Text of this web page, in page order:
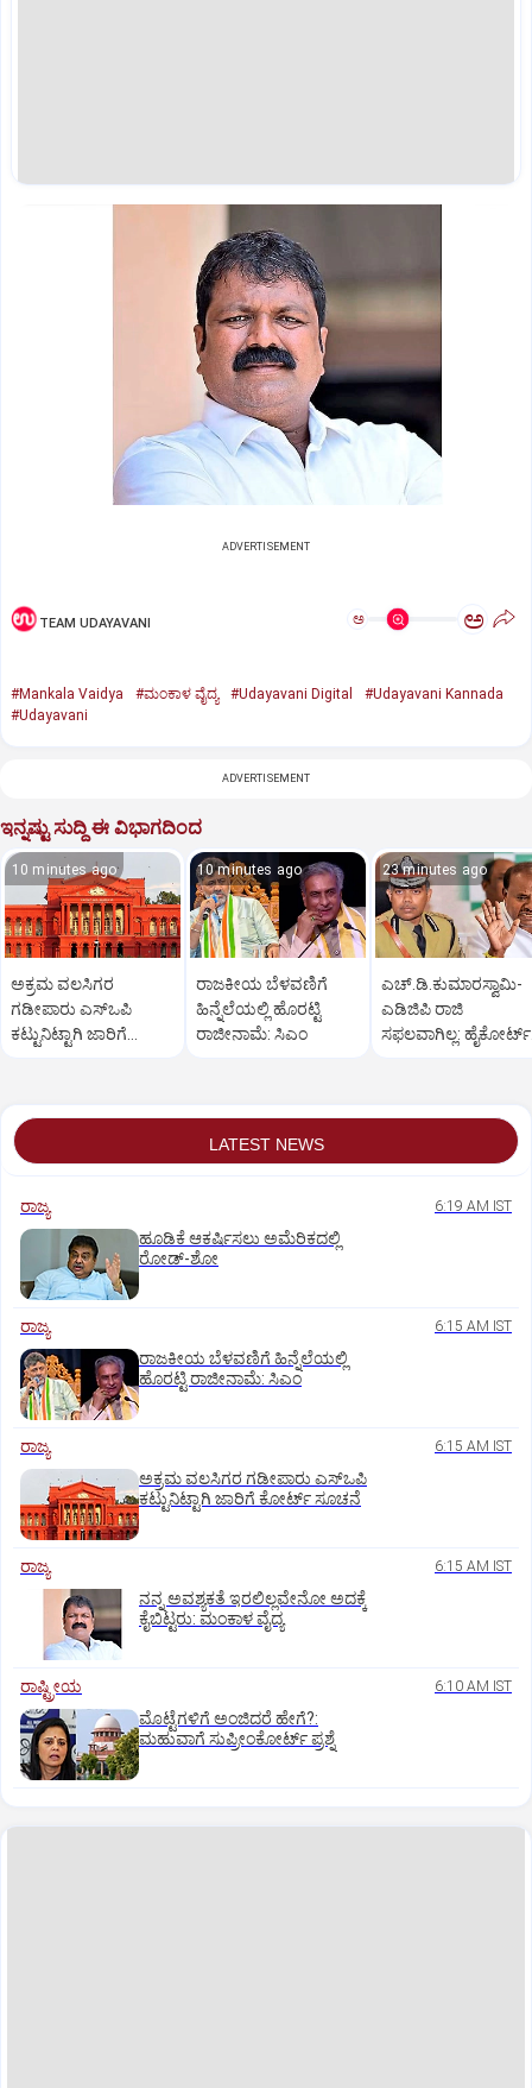
ADVERTISEMENT
TEAM UDAYAVANI ಅ ಅ
#Mankala Vaidya #ಮಂಕಾಳ ವೈದ್ಯ #Udayavani Digital
#Udayavani Kannada
#Udayavani
ADVERTISEMENT
ಇನ್ನಷ್ಟು ಸುದ್ದಿ ಈ ವಿಭಾಗದಿಂದ
10 minutes ago
ಅಕ್ರಮ ವಲಸಿಗರ
ಗಡೀಪಾರು ಎಸ್ಒಪಿ
ಕಟ್ಟುನಿಟ್ಟಾಗಿ ಜಾರಿಗೆ
10 minutes ago
ರಾಜಕೀಯ ಬೆಳವಣಿಗೆ
ಹಿನ್ನೆಲೆಯಲ್ಲಿ ಹೊರಟ್ಟಿ
ರಾಜೀನಾಮೆ: ಸಿಎಂ
23 minutes ago
ಎಚ್‌.ಡಿ.ಕುಮಾರಸ್ವಾಮಿ-
ಎಡಿಜಿಪಿ ರಾಜಿ
ಸಫಲವಾಗಿಲ್ಲ:
LATEST NEWS
ರಾಜ್ಯ 6:19 AM IST
ಹೂಡಿಕೆ ಆಕರ್ಷಿಸಲು ಅಮೆರಿಕದಲ್ಲಿ
ರೋಡ್‌-ಶೋ
ರಾಜ್ಯ 6:15 AM IST
ರಾಜಕೀಯ ಬೆಳವಣಿಗೆ ಹಿನ್ನೆಲೆಯಲ್ಲಿ
ಹೊರಟ್ಟಿ ರಾಜೀನಾಮೆ: ಸಿಎಂ
ರಾಜ್ಯ 6:15 AM IST
ಅಕ್ರಮ ವಲಸಿಗರ ಗಡೀಪಾರು ಎಸ್ಒಪಿ
ಕಟ್ಟುನಿಟ್ಟಾಗಿ ಜಾರಿಗೆ ಕೋರ್ಟ್‌ ಸೂಚನೆ
ರಾಜ್ಯ 6:15 AM IST
ನನ್ನ ಅವಶ್ಯಕತೆ ಇರಲಿಲ್ಲವೇನೋ ಅದಕ್ಕೆ
ಕೈಬಿಟ್ಟರು: ಮಂಕಾಳ ವೈದ್ಯ
ರಾಷ್ಟ್ರೀಯ 6:10 AM IST
ಮೊಟ್ಟೆಗಳಿಗೆ ಅಂಜಿದರೆ ಹೇಗೆ?:
ಮಹುವಾಗೆ ಸುಪ್ರೀಂಕೋರ್ಟ್ ಪ್ರಶ್ನೆ